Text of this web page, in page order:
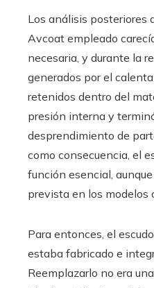
Los análisis posteriores
Avcoat empleado
necesaria, y durante la
generados por el
retenidos dentro del
presión interna y
desprendimiento de
como consecuencia, el
función esencial,
prevista en los modelos
Para entonces, el
estaba fabricado e
Reemplazarlo no era